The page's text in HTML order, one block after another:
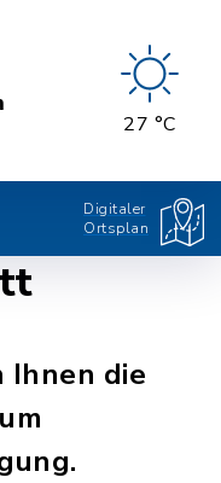
27 °C
Digitaler
Ortsplan
Ihnen die